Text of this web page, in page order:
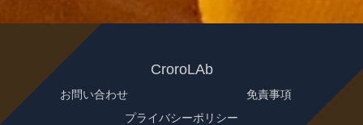
CroroLAb
お問い合わせ
免責事項
プライバシーポリシー